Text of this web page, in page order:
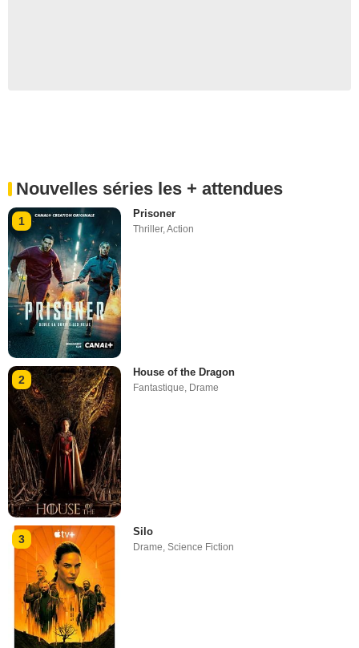
Nouvelles séries les + attendues
1
Prisoner
Thriller,Action
2
House of the Dragon
Fantastique, Drame
3
Silo
Drame ,Science Fiction